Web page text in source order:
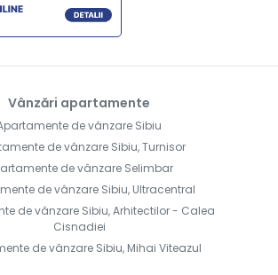
Vânzări apartamente
de vânzare Sibiu
de vânzare Sibiu, Turnisor
de vânzare Selimbar
de vânzare Sibiu, Ultracentral
de vânzare Sibiu, Arhitectilor - Calea
Cisnadiei
de vânzare Sibiu, Mihai Viteazul